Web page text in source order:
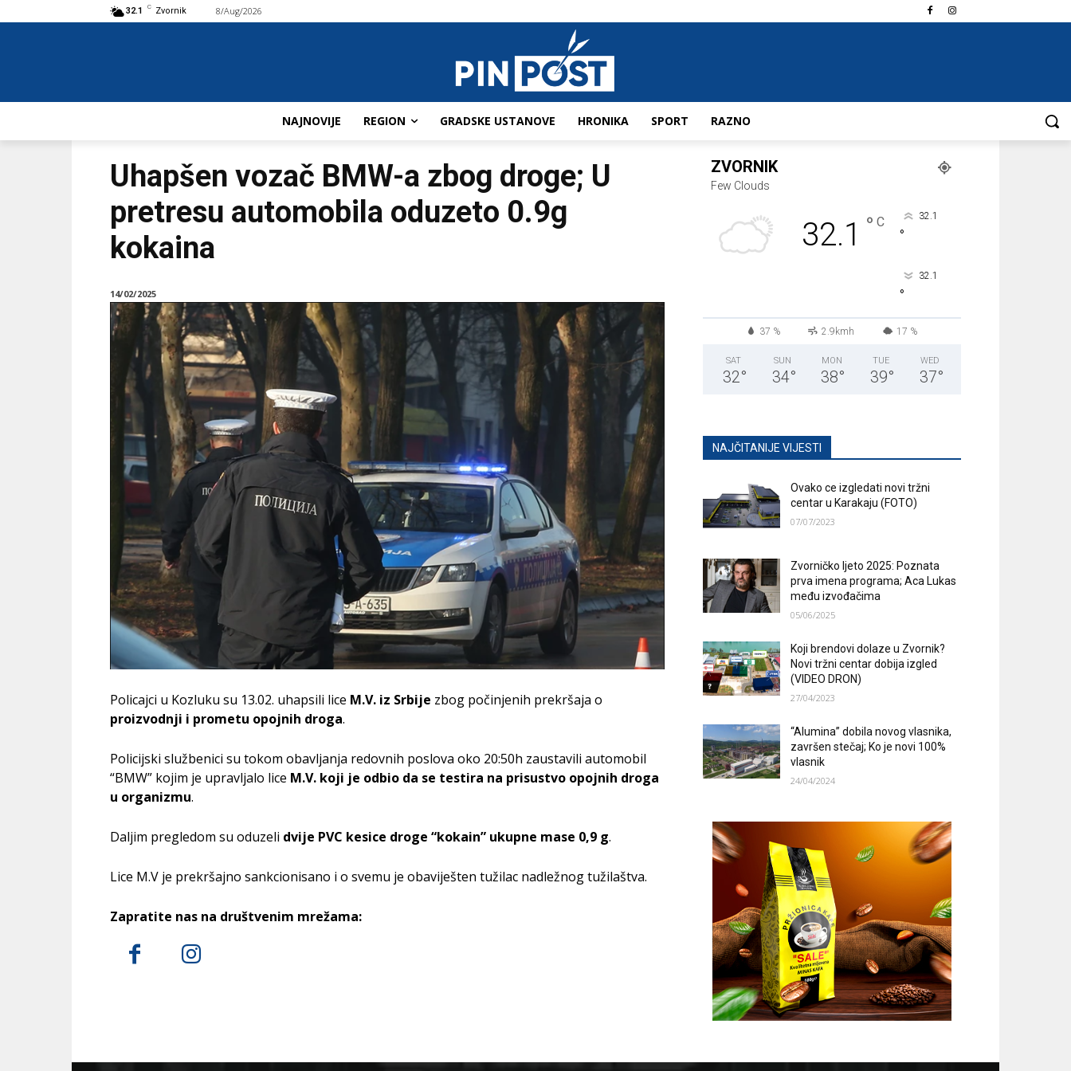
32.1 C Zvornik 8/Aug/2026
NAJNOVIJE REGION GRADSKE USTANOVE HRONIKA SPORT RAZNO
Uhapšen vozač BMW-a zbog droge; U
pretresu automobila oduzeto 0.9g
kokaina
14/02/2025
Policajci u Kozluku su 13.02. uhapsili lice M.V. iz Srbije zbog počinjenih prekršaja o
proizvodnji i prometu opojnih droga.
Policijski službenici su tokom obavljanja redovnih poslova oko 20:50h zaustavili automobil
“BMW” kojim je upravljalo lice M.V. koji je odbio da se testira na prisustvo opojnih droga
u organizmu.
Daljim pregledom su oduzeli dvije PVC kesice droge “kokain” ukupne mase 0,9 g.
Lice M.V je prekršajno sankcionisano i o svemu je obaviješten tužilac nadležnog tužilaštva.
Zapratite nas na društvenim mrežama:
ZVORNIK
Few Clouds
32.1 ° C 32.1
°
32.1
°
37 % 2.9kmh 17 %
SAT
32°
SUN
34°
MON
38°
TUE
39°
WED
37°
NAJČITANIJE VIJESTI
Ovako ce izgledati novi tržni
centar u Karakaju (FOTO)
07/07/2023
Zvorničko ljeto 2025: Poznata
prva imena programa; Aca Lukas
među izvođačima
05/06/2025
Koji brendovi dolaze u Zvornik?
Novi tržni centar dobija izgled
(VIDEO DRON)
27/04/2023
“Alumina” dobila novog vlasnika,
završen stečaj; Ko je novi 100%
vlasnik
24/04/2024